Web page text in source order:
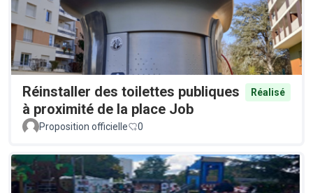
Réinstaller des toilettes publiques
à proximité de la place Job
Réalisé
Proposition officielle 0